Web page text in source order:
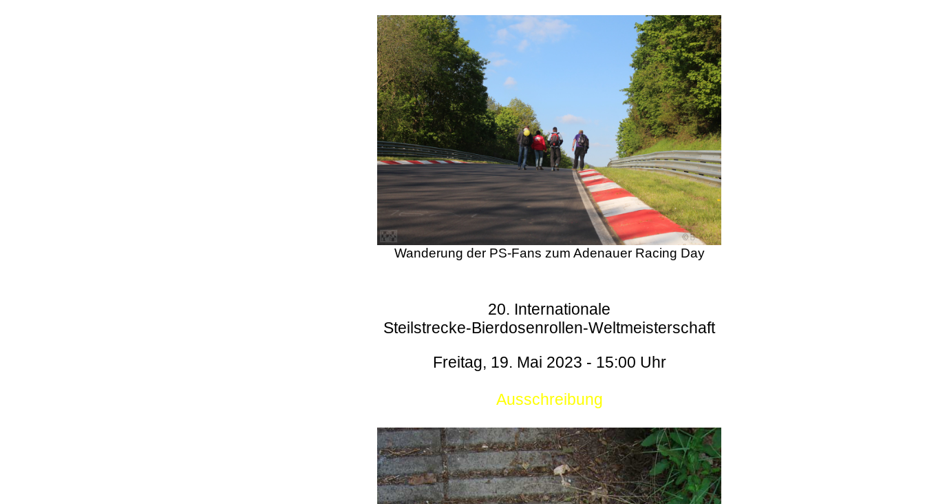
Wanderung der PS-Fans zum Adenauer Racing Day
20. Internationale
Steilstrecke-Bierdosenrollen-Weltmeisterschaft
Freitag, 19. Mai 2023 - 15:00 Uhr
Ausschreibung